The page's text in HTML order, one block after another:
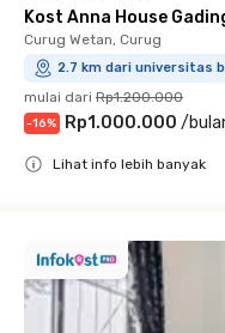
Kost Anna House
Curug Wetan, Curug
2.7 km dari universitas
mulai dari Rp1.200.000
-16% Rp1.000.000 /
Lihat info lebih banyak